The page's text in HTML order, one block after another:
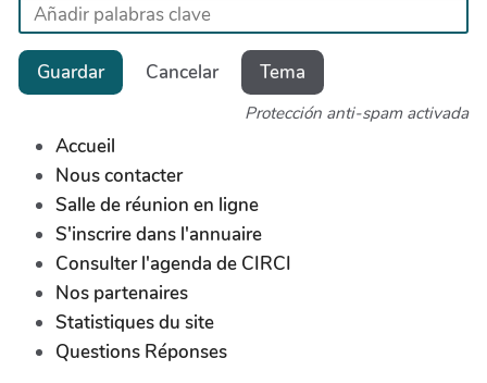
Guardar Cancelar Tema
Protección anti-spam activada
Accueil
Nous contacter
Salle de réunion en ligne
S'inscrire dans l'annuaire
Consulter l'agenda de CIRCI
Nos partenaires
Statistiques du site
Questions Réponses